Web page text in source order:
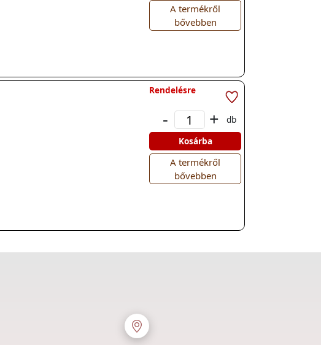
A termékről
bővebben
Rendelésre
- +
db
Kosárba
A termékről
bővebben